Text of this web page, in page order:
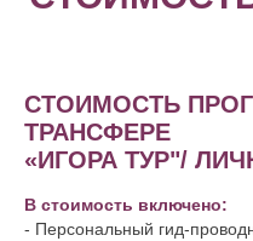
СТОИМОСТЬ
ТРАНСФЕРЕ
«ИГОРА ТУР"/
В стоимость включено:
- Персональный гид-